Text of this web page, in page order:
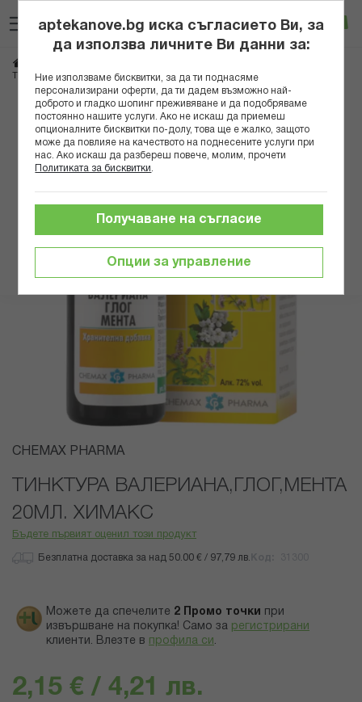
към
съдържанието
Вход
ТИНКТУРА ВАЛЕРИАНА,ГЛОГ,МЕНТА 20МЛ. ХИМАКС
Преминете
края
Преминете
началото
галерия
със
CHEMAX PHARMA
ТИНКТУРА ВАЛЕРИАНА,ГЛОГ,МЕНТА
20МЛ. ХИМАКС
Бъдете първият оценил този продукт
Безплатна доставка за над 50.00 € / 97,79 лв.
Можете да спечелите 2 Промо точки
при
извършване на покупка! Само за регистрирани
клиенти. Влезте в профила си .
2,15 € / 4,21 лв.
aptekanove.bg иска съгласието Ви, за
да използва личните Ви данни за:
Ние използваме бисквитки, за да ти поднасяме
персонализирани оферти, да ти дадем възможно най-
доброто и гладко шопинг преживяване и да подобряваме
постоянно нашите услуги. Ако не искаш да приемеш
опционалните бисквитки по-долу, това ще е жалко, защото
може да повлияе на качеството на поднесените услуги при
нас. Ако искаш да разбереш повече, молим, прочети
Политиката за бисквитки
Опции за управление
Получаване на съгласие